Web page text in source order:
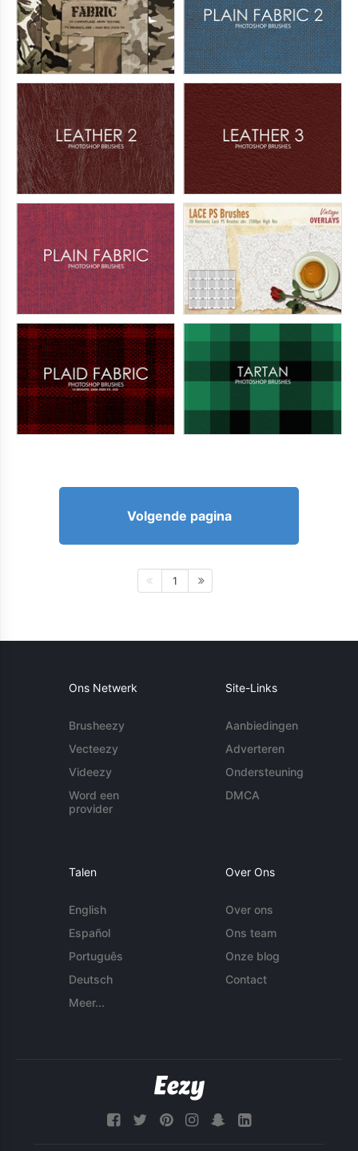
Volgende pagina
1
Ons Netwerk
Brusheezy
Vecteezy
Videezy
Word een
provider
Site-Links
Aanbiedingen
Adverteren
Ondersteuning
DMCA
Talen
English
Español
Português
Deutsch
Meer...
Over Ons
Over ons
Ons team
Onze blog
Contact